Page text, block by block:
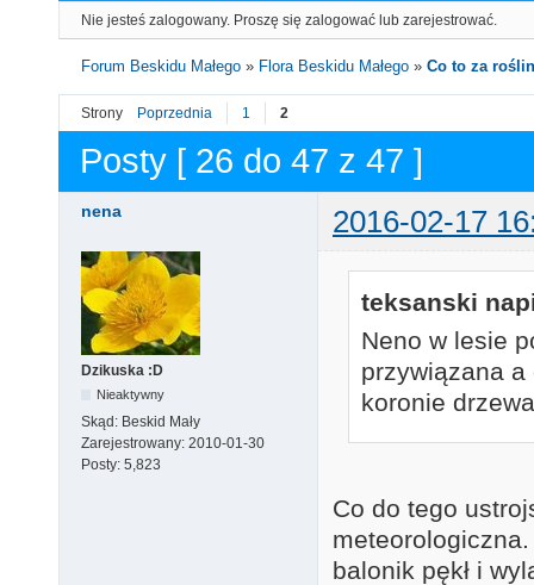
Nie jesteś zalogowany. Proszę się zalogować lub zarejestrować.
Forum Beskidu Małego » Flora Beskidu Małego »Co to za
Strony Poprzednia 1 2
Posty [ 26 do 47 z 47 ]
nena 2016-02-17
Dzikuska :D
Nieaktywny
Skąd: Beskid Mały
Zarejestrowany: 2010-01-30
Posty: 5,823
teksanski
Neno w lesie
przywiązana a
koronie
Co do tego
balonik pękł i